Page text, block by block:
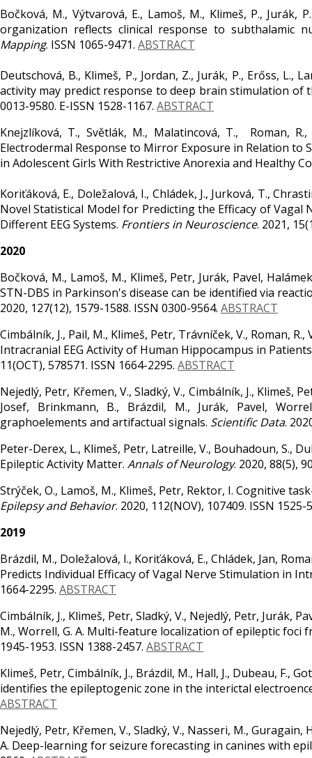
Bočková, M., Výtvarová, E., Lamoš, M., Klimeš, P., Jurák,
organization reflects clinical response to subthalamic
Mapping. ISSN 1065-9471. ABSTRACT
Deutschová, B., Klimeš, P., Jordan, Z., Jurák, P., Erőss, L.,
activity may predict response to deep brain stimulation
0013-9580. E-ISSN 1528-1167. ABSTRACT
Knejzlíková, T., Světlák, M., Malatincová, T., Roman,
Electrodermal Response to Mirror Exposure in Relation to
in Adolescent Girls With Restrictive Anorexia and Healthy
Koriťáková, E., Doležalová, I., Chládek, J., Jurková, T.,
Novel Statistical Model for Predicting the Efficacy of
Different EEG Systems. Frontiers in Neuroscience. 2021,
2020
Bočková, M., Lamoš, M., Klimeš, Petr, Jurák, Pavel,
STN-DBS in Parkinson's disease can be identified via
2020, 127(12), 1579-1588. ISSN 0300-9564. ABSTRACT
Cimbálník, J., Pail, M., Klimeš, Petr, Trávníček, V., Roman,
Intracranial EEG Activity of Human Hippocampus in
11(OCT), 578571. ISSN 1664-2295. ABSTRACT
Nejedlý, Petr, Křemen, V., Sladký, V., Cimbálník, J., Klimeš,
Josef, Brinkmann, B., Brázdil, M., Jurák, Pavel,
graphoelements and artifactual signals. Scientific Data.
Peter-Derex, L., Klimeš, Petr, Latreille, V., Bouhadoun, S.,
Epileptic Activity Matter. Annals of Neurology. 2020, 88(5),
Strýček, O., Lamoš, M., Klimeš, Petr, Rektor, I. Cognitive
Epilepsy and Behavior. 2020, 112(NOV), 107409. ISSN 1525-
2019
Brázdil, M., Doležalová, I., Koriťáková, E., Chládek, Jan,
Predicts Individual Efficacy of Vagal Nerve Stimulation in
1664-2295. ABSTRACT
Cimbálník, J., Klimeš, Petr, Sladký, V., Nejedlý, Petr, Jurák,
M., Worrell, G. A. Multi-feature localization of epileptic foci
1945-1953. ISSN 1388-2457. ABSTRACT
Klimeš, Petr, Cimbálník, J., Brázdil, M., Hall, J., Dubeau, F.,
identifies the epileptogenic zone in the interictal
ABSTRACT
Nejedlý, Petr, Křemen, V., Sladký, V., Nasseri, M.,
A. Deep-learning for seizure forecasting in canines with